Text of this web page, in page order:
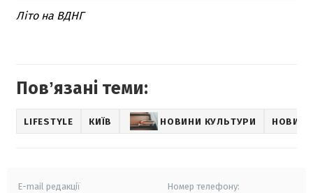
Літо на ВДНГ
Повʼязані теми:
LIFESTYLE КИЇВ НОВИНИ КУЛЬТУРИ
E-mail редакції Номер телефону: